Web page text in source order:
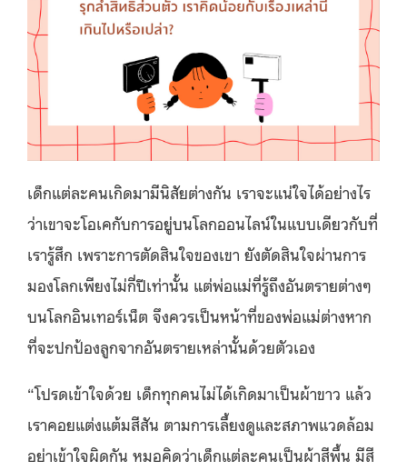
เด็กแต่ละคนเกิดมามีนิสัยต่างกัน เราจะแน่ใจได้อย่างไร
ว่าเขาจะโอเคกับการอยู่บนโลกออนไลน์ในแบบเดียวกับที่
เรารู้สึก เพราะการตัดสินใจของเขา ยังตัดสินใจผ่านการ
มองโลกเพียงไม่กี่ปีเท่านั้น แต่พ่อแม่ที่รู้ถึงอันตรายต่างๆ
บนโลกอินเทอร์เน็ต จึงควรเป็นหน้าที่ของพ่อแม่ต่างหาก
ที่จะปกป้องลูกจากอันตรายเหล่านั้นด้วยตัวเอง
“โปรดเข้าใจด้วย เด็กทุกคนไม่ได้เกิดมาเป็นผ้าขาว แล้ว
เราคอยแต่งแต้มสีสัน ตามการเลี้ยงดูและสภาพแวดล้อม
อย่าเข้าใจผิดกัน หมอคิดว่าเด็กแต่ละคนเป็นผ้าสีพื้น มีสี